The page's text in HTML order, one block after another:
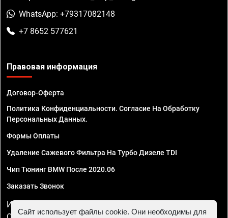
WhatsApp: +79317082148
+7 8652 577621
Правовая информация
Договор-Оферта
Политика Конфиденциальности. Согласие На Обработку
Персональных Данных.
Формы Оплаты
Удаление Сажевого Фильтра На Турбо Дизеле TDI
Чип Тюнинг BMW После 2020.06
Заказать Звонок
ИП Смирнов Георгий Павлович. ИНН 781302555843,
Сайт использует файлы cookie. Они необходимы для